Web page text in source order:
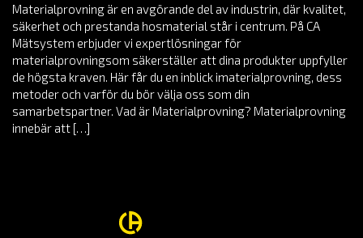
Materialprovning är en avgörande del av industrin, där kvalitet,
säkerhet och prestanda hosmaterial står i centrum. På CA
Mätsystem erbjuder vi expertlösningar för
materialprovningsom säkerställer att dina produkter uppfyller
de högsta kraven. Här får du en inblick imaterialprovning, dess
metoder och varför du bör välja oss som din
samarbetspartner. Vad är Materialprovning? Materialprovning
innebär att […]